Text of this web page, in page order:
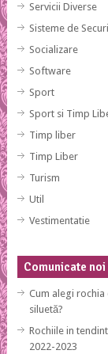
Servicii Diverse
Sisteme de
Socializare
Software
Sport
Sport si Timp
Timp liber
Timp Liber
Turism
Util
Vestimentatie
Comunicate noi
Cum alegi
siluetă?
Rochiile in
2022-2023